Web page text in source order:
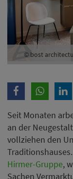
© bost
Seit Monaten
an der
vollziehen den
Hirmer-Gruppe,
Sachen